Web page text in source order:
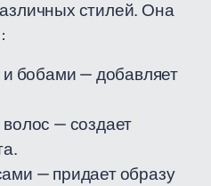
стилей. Она
и бобами — добавляет
— создает
— придает образу